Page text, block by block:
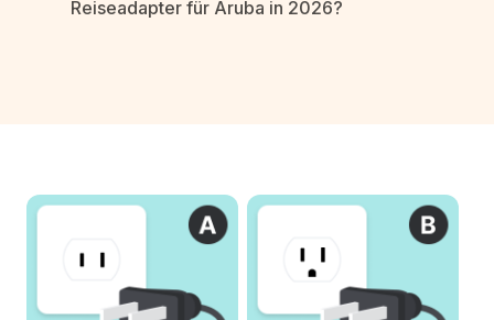
Reiseadapter für Aruba in 2026?